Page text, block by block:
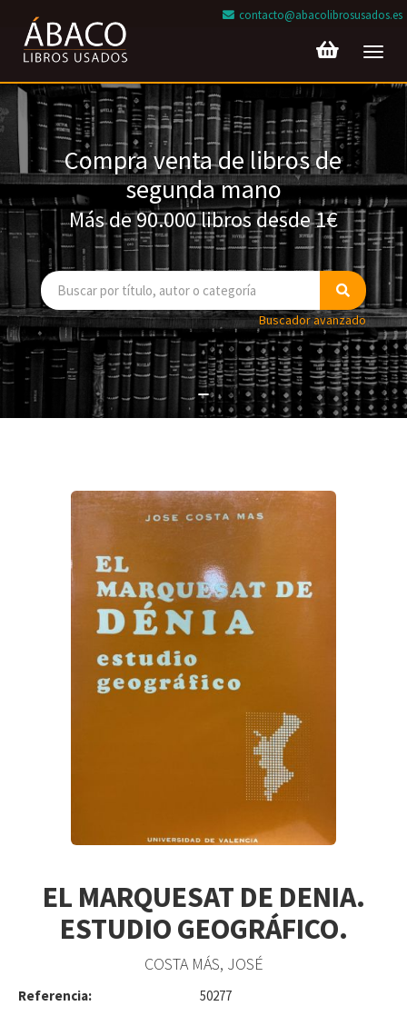
contacto@abacolibrosusados.es
Compra venta de libros de
segunda mano
Más de 90.000 libros desde 1€
Buscador avanzado
EL MARQUESAT DE DENIA.
ESTUDIO GEOGRÁFICO.
COSTA MÁS, JOSÉ
Referencia:
50277